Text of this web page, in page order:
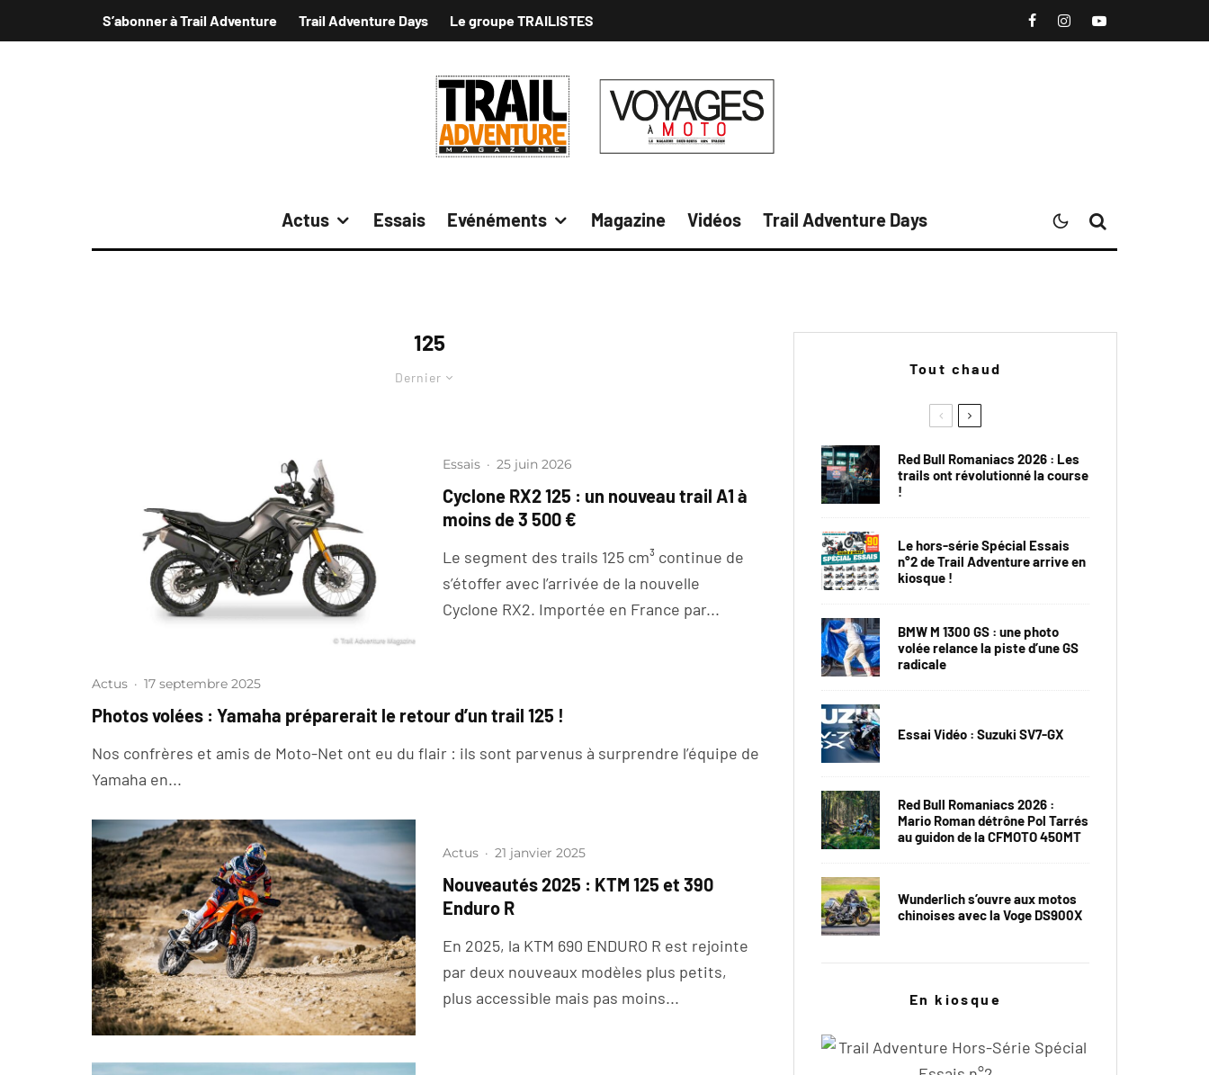
S’abonner à Trail Adventure Trail Adventure Days Le groupe TRAILISTES
Actus Essais Evénéments Magazine Vidéos Trail Adventure Days
125
Dernier
Essais · 25 juin 2026
Cyclone RX2 125 : un nouveau trail A1 à
moins de 3 500 €
Le segment des trails 125 cm³ continue de
s’étoffer avec l’arrivée de la nouvelle
Cyclone RX2. Importée en France par...
Actus · 17 septembre 2025
Photos volées : Yamaha préparerait le retour d’un trail 125 !
Nos confrères et amis de Moto-Net ont eu du flair : ils sont parvenus à surprendre l’équipe de
Yamaha en...
Actus · 21 janvier 2025
Nouveautés 2025 : KTM 125 et 390
Enduro R
En 2025, la KTM 690 ENDURO R est rejointe
par deux nouveaux modèles plus petits,
plus accessible mais pas moins...
Tout chaud
Red Bull Romaniacs 2026 : Les
trails ont révolutionné la course
!
Le hors-série Spécial Essais
n°2 de Trail Adventure arrive en
kiosque !
BMW M 1300 GS : une photo
volée relance la piste d’une GS
radicale
Essai Vidéo : Suzuki SV7-GX
Red Bull Romaniacs 2026 :
Mario Roman détrône Pol Tarrés
au guidon de la CFMOTO 450MT
Wunderlich s’ouvre aux motos
chinoises avec la Voge DS900X
En kiosque